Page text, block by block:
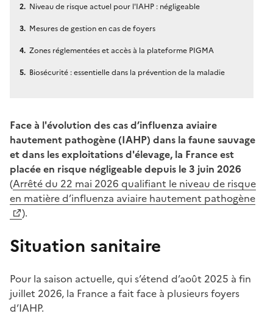
Niveau de risque actuel pour l'IAHP : négligeable
Mesures de gestion en cas de foyers
Zones réglementées et accès à la plateforme PIGMA
Biosécurité : essentielle dans la prévention de la maladie
Face à l'évolution des cas d’influenza aviaire
hautement pathogène (IAHP) dans la faune sauvage
et dans les exploitations d'élevage, la France est
placée en risque négligeable depuis le 3 juin 2026
(Arrêté du 22 mai 2026 qualifiant le niveau de risque
en matière d’influenza aviaire hautement pathogène
).
Situation sanitaire
Pour la saison actuelle, qui s’étend d’août 2025 à fin
juillet 2026, la France a fait face à plusieurs foyers
d’IAHP.